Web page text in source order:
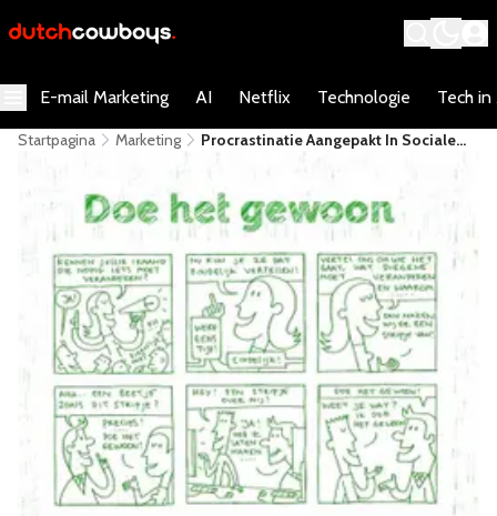
E-mail Marketing AI Netflix Technologie Tech in
Startpagina Marketing
Procrastinatie Aangepakt In Sociale